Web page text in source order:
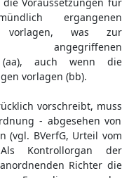
ergangenen
vorlagen, was zur
(aa), auch wenn die
vorlagen (bb).
vorschreibt, muss
- abgesehen von
(vgl. BVerfG, Urteil vom
Kontrollorgan der
Richter die